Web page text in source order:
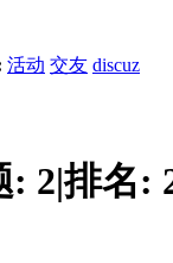
活动 交友 discuz
: 2|排名: